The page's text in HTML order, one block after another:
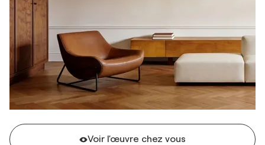
Voir l'œuvre chez vous